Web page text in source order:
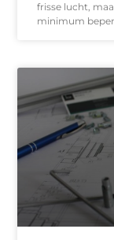
frisse lucht,
minimum